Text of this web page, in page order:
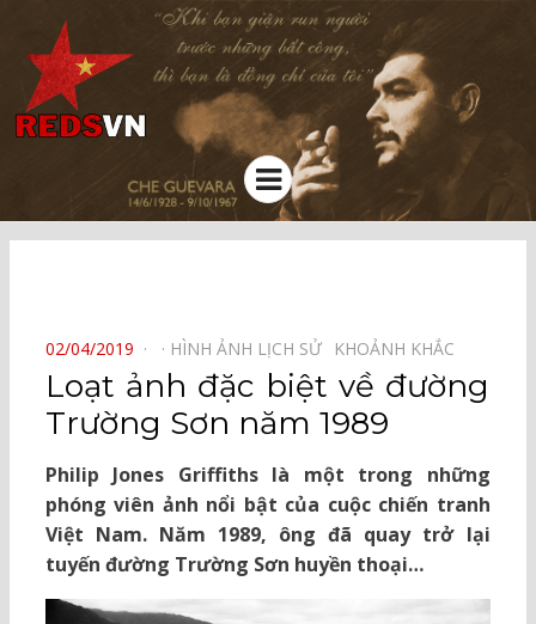
Kênh chia sẻ tri thức cộng đồng
Menu
POSTED
ON
02/04/2019 HÌNH ẢNH LỊCH SỬ⠀ KHOẢNH KHẮC⠀
Loạt ảnh đặc biệt về đường
Trường Sơn năm 1989
Philip Jones Griffiths là một trong những
phóng viên ảnh nổi bật của cuộc chiến tranh
Việt Nam. Năm 1989, ông đã quay trở lại
tuyến đường Trường Sơn huyền thoại…